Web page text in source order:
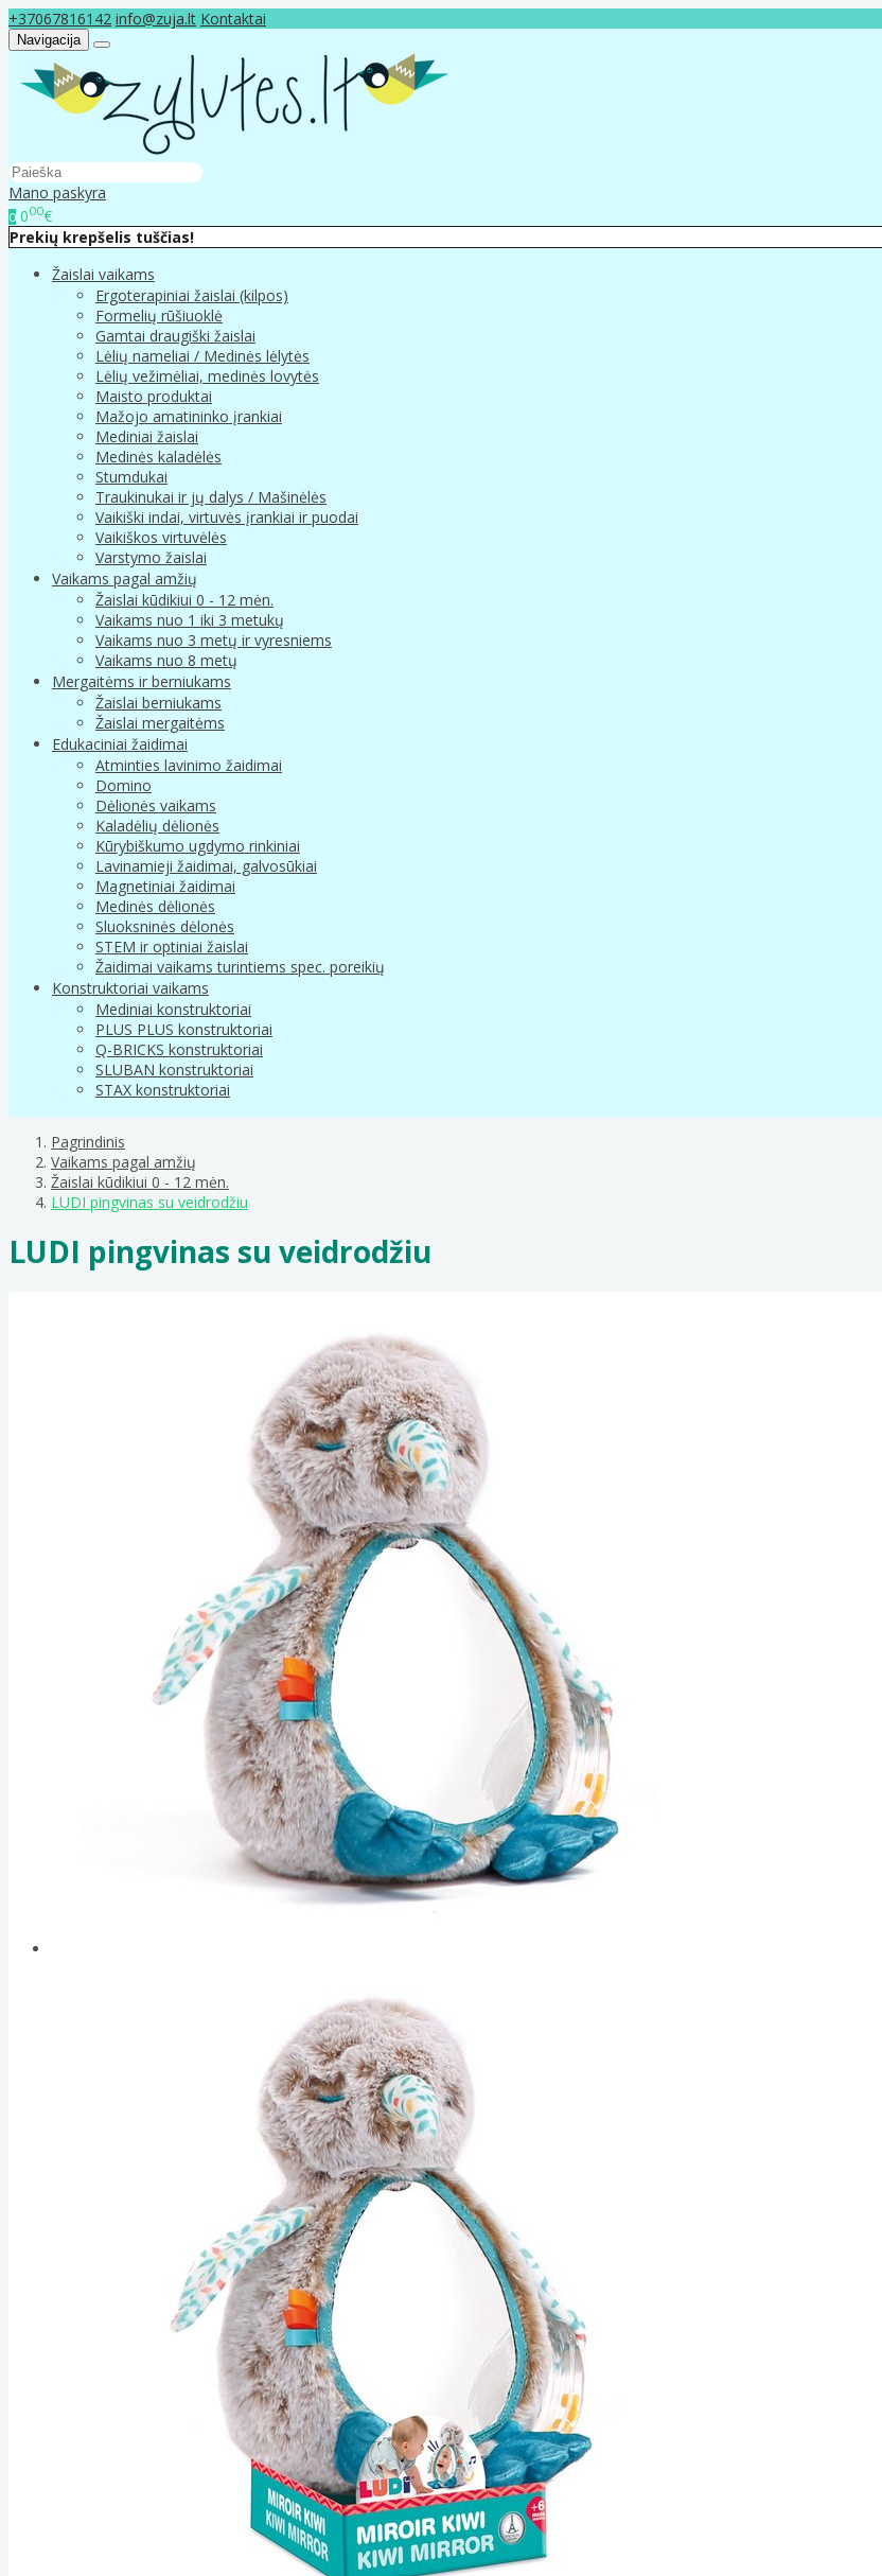
+37067816142 info@zuja.lt Kontaktai
Navigacija
Mano paskyra
0 000€
Prekių krepšelis tuščias!
Žaislai vaikams
Ergoterapiniai žaislai (kilpos)
Formelių rūšiuoklė
Gamtai draugiški žaislai
Lėlių nameliai / Medinės lėlytės
Lėlių vežimėliai, medinės lovytės
Maisto produktai
Mažojo amatininko įrankiai
Mediniai žaislai
Medinės kaladėlės
Stumdukai
Traukinukai ir jų dalys / Mašinėlės
Vaikiški indai, virtuvės įrankiai ir puodai
Vaikiškos virtuvėlės
Varstymo žaislai
Vaikams pagal amžių
Žaislai kūdikiui 0 - 12 mėn.
Vaikams nuo 1 iki 3 metukų
Vaikams nuo 3 metų ir vyresniems
Vaikams nuo 8 metų
Mergaitėms ir berniukams
Žaislai berniukams
Žaislai mergaitėms
Edukaciniai žaidimai
Atminties lavinimo žaidimai
Domino
Dėlionės vaikams
Kaladėlių dėlionės
Kūrybiškumo ugdymo rinkiniai
Lavinamieji žaidimai, galvosūkiai
Magnetiniai žaidimai
Medinės dėlionės
Sluoksninės dėlonės
STEM ir optiniai žaislai
Žaidimai vaikams turintiems spec. poreikių
Konstruktoriai vaikams
Mediniai konstruktoriai
PLUS PLUS konstruktoriai
Q-BRICKS konstruktoriai
SLUBAN konstruktoriai
STAX konstruktoriai
Pagrindinis
Vaikams pagal amžių
Žaislai kūdikiui 0 - 12 mėn.
LUDI pingvinas su veidrodžiu
LUDI pingvinas su veidrodžiu